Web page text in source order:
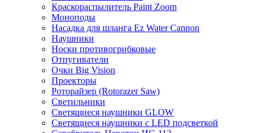
Краскораспылитель Paint Zoom
Моноподы
Насадка для шланга Ez Water Cannon
Наушники
Носки противогрибковые
Отпугиватели
Очки Big Vision
Проекторы
Роторайзер (Rotorazer Saw)
Светильники
Светящиеся наушники GLOW
Светящиеся наушники с LED подсветкой